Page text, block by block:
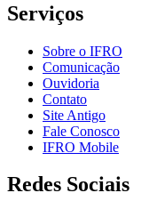
Serviços
Sobre o IFRO
Comunicação
Ouvidoria
Contato
Site Antigo
Fale Conosco
IFRO Mobile
Redes Sociais